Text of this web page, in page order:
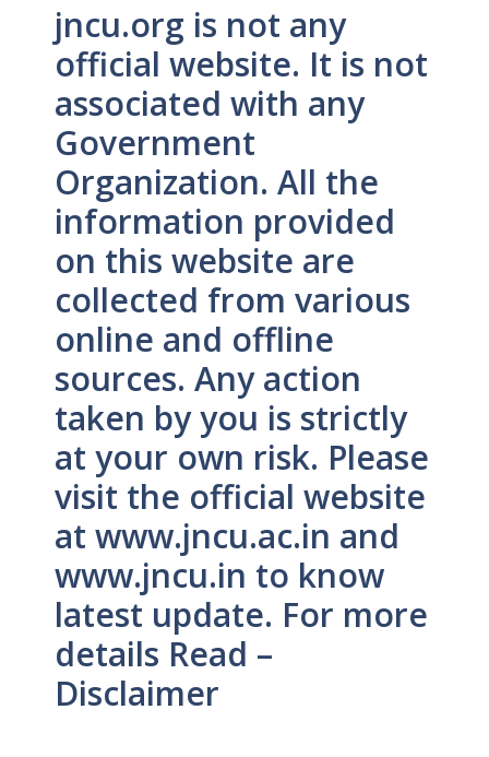
jncu.org is not any
official website. It is not
associated with any
Government
Organization. All the
information provided
on this website are
collected from various
online and offline
sources. Any action
taken by you is strictly
at your own risk. Please
visit the official website
at www.jncu.ac.in and
www.jncu.in to know
latest update. For more
details Read –
Disclaimer